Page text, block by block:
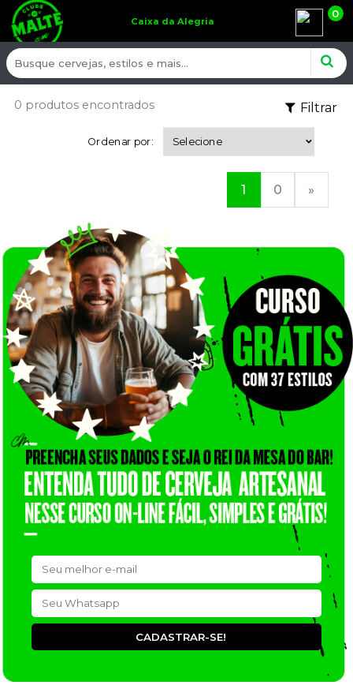
Caixa da Alegria
0
Filtrar
0 produtos encontrados
Ordenar por:
1 0 »
CADASTRAR-SE!